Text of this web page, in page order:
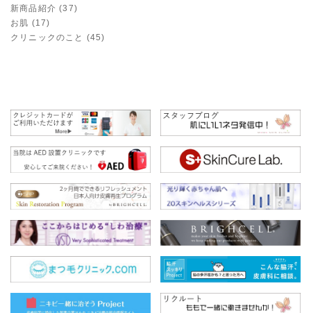
新商品紹介 (37)
お肌 (17)
クリニックのこと (45)